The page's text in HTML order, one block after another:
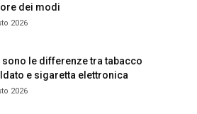
dei modi
2026
sono le differenze tra tabacco
e sigaretta elettronica
2026